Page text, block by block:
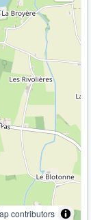
contributors